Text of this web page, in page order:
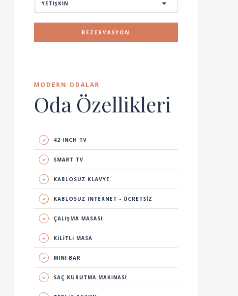
REZERVASYON
MODERN ODALAR
Oda Özellikleri
42 INCH TV
SMART TV
KABLOSUZ KLAVYE
KABLOSUZ INTERNET - ÜCRETSİZ
ÇALIŞMA MASASI
KİLİTLİ MASA
MINI BAR
SAÇ KURUTMA MAKİNASI